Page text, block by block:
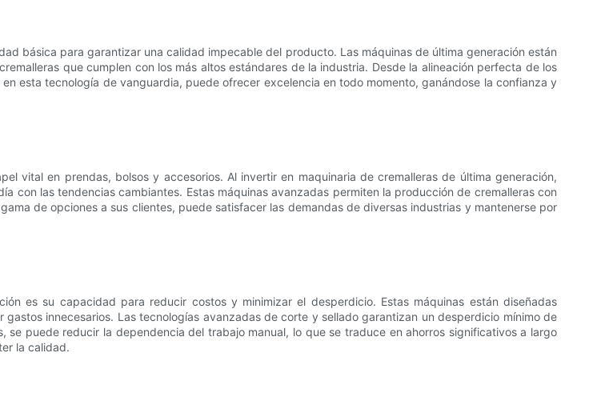
básica para garantizar una calidad impecable del producto. Las máquinas de última generación están
que cumplen con los más altos estándares de la industria. Desde la alineación perfecta de los
esta tecnología de vanguardia, puede ofrecer excelencia en todo momento, ganándose la confianza y
vital en prendas, bolsos y accesorios. Al invertir en maquinaria de cremalleras de última generación,
con las tendencias cambiantes. Estas máquinas avanzadas permiten la producción de cremalleras con
de opciones a sus clientes, puede satisfacer las demandas de diversas industrias y mantenerse por
es su capacidad para reducir costos y minimizar el desperdicio. Estas máquinas están diseñadas
innecesarios. Las tecnologías avanzadas de corte y sellado garantizan un desperdicio mínimo de
puede reducir la dependencia del trabajo manual, lo que se traduce en ahorros significativos a largo
la calidad.